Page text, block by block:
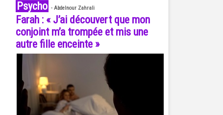
Psycho - Abdelnour Zahrali
Farah : « J’ai découvert que mon
conjoint m’a trompée et mis une
autre fille enceinte »